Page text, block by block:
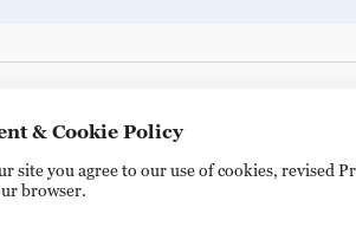
& Cookie Policy
site you agree to our use of cookies, revised
browser.